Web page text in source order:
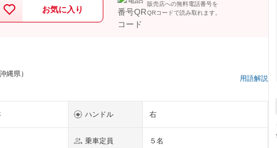
お気に入り
販売店への無料電話番号を
QRコードで読み取れます。
縄県）
用語解説
ハンドル 右
乗車定員 ５名